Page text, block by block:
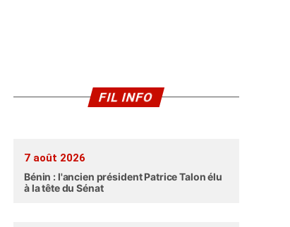
FIL INFO
7 août 2026
Bénin : l'ancien président Patrice Talon élu
à la tête du Sénat